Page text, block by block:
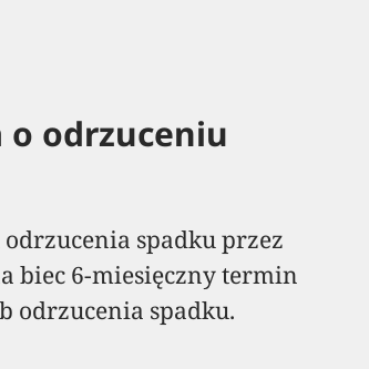
o odrzuceniu
spadku przez
biec 6-miesięczny termin
odrzucenia spadku.